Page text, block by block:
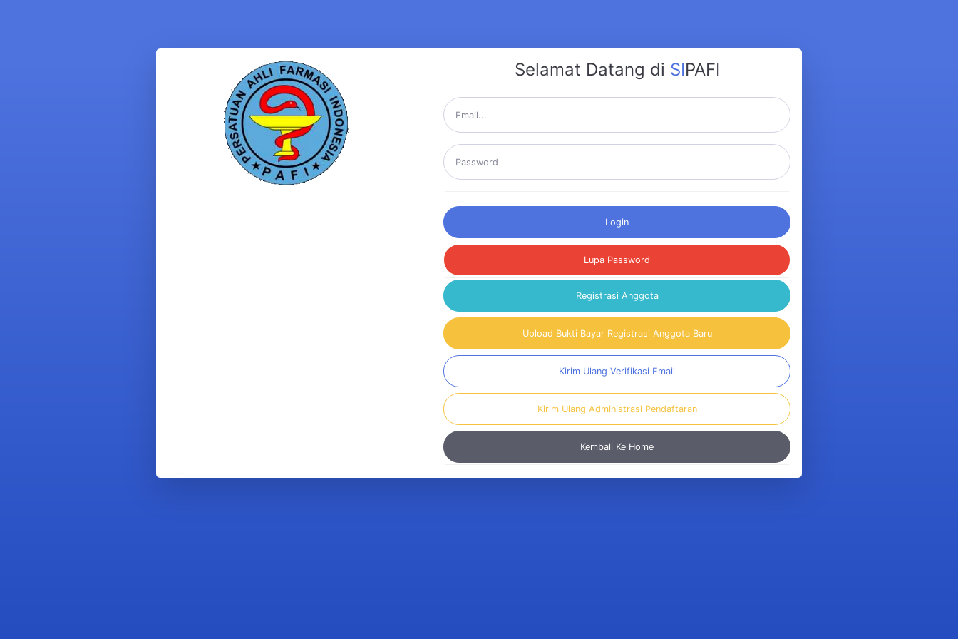
Selamat Datang di SIPAFI
Login
Lupa Password
Registrasi Anggota
Upload Bukti Bayar Registrasi Anggota Baru
Kirim Ulang Verifikasi Email
Kirim Ulang Administrasi Pendaftaran
Kembali Ke Home